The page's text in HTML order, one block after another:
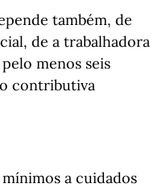
também, de
de a trabalhadora
menos seis
contributiva
a cuidados